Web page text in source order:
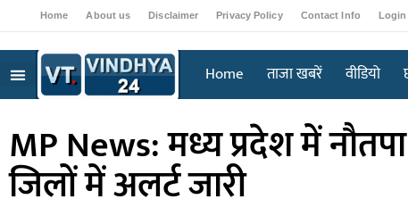
Home About us Disclaimer Privacy Policy Contact Info Login
Home ताजा खबरें वीडियो
MP News: मध्य प्रदेश में
जिलों में अलर्ट जारी